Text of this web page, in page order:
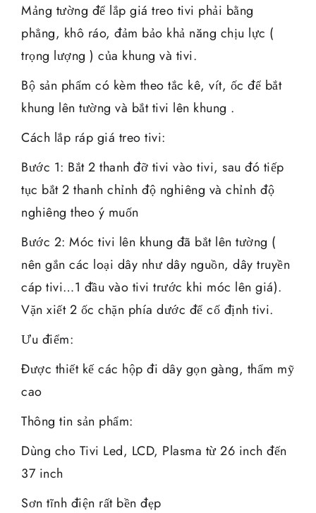
Mảng tường để lắp giá treo tivi phải bằng
phẳng, khô ráo, đảm bảo khả năng chịu lực (
trọng lượng ) của khung và tivi.
Bộ sản phẩm có kèm theo tắc kê, vít, ốc để bắt
khung lên tường và bắt tivi lên khung .
Cách lắp ráp giá treo tivi:
Bước 1: Bắt 2 thanh đỡ tivi vào tivi, sau đó tiếp
tục bắt 2 thanh chỉnh độ nghiêng và chỉnh độ
nghiêng theo ý muốn
Bước 2: Móc tivi lên khung đã bắt lên tường (
nên gắn các loại dây như dây nguồn, dây truyền
cáp tivi…1 đầu vào tivi trước khi móc lên giá).
Vặn xiết 2 ốc chặn phía dước để cố định tivi.
Ưu điểm:
Được thiết kế các hộp đi dây gọn gàng, thẩm mỹ
cao
Thông tin sản phẩm:
Dùng cho Tivi Led, LCD, Plasma từ 26 inch đến
37 inch
Sơn tĩnh điện rất bền đẹp